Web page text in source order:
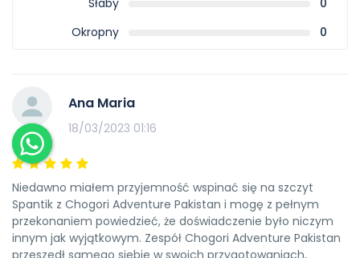
rotacjach potrzebujesz dwóch śpiworów, oba
lekkość.
Maty do spaniaZalecamy matę
jest również jedwabny wkład do śpiwora.
Nakrycia głowyCiepłe nakrycia głowy x 2
Czapka
Słaby
0
Okropny
0
Ana Maria
18/03/2023 01:16
Niedawno miałem przyjemność wspinać się na szczyt
Spantik z Chogori Adventure Pakistan i mogę z pełnym
przekonaniem powiedzieć, że doświadczenie było niczym
innym jak wyjątkowym. Zespół Chogori Adventure Pakistan